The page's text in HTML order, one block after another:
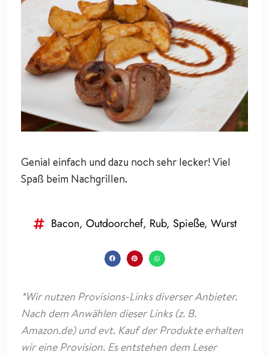
Genial einfach und dazu noch sehr lecker! Viel
Spaß beim Nachgrillen.
Bacon, Outdoorchef, Rub, Spieße, Wurst
*Wir nutzen Provisions-Links diverser Anbieter.
Nach dem Anwählen dieser Links (z. B.
Amazon.de) und evt. Kauf der Produkte erhalten
wir eine Provision. Es entstehen dem Leser